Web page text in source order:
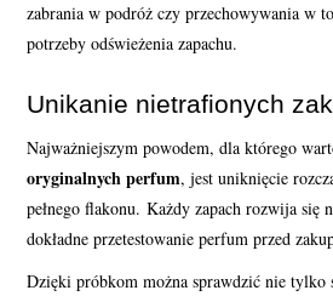
zabrania w podróż czy przechowywania w
potrzeby odświeżenia zapachu.
Unikanie nietrafionych
Najważniejszym powodem, dla którego
oryginalnych perfum, jest uniknięcie
pełnego flakonu. Każdy zapach rozwija się
dokładne przetestowanie perfum przed
Dzięki próbkom można sprawdzić nie tylko